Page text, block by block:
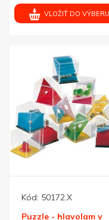
VLOŽIŤ DO VÝBERU
Kód: 50172.X
Puzzle - hlavolam v